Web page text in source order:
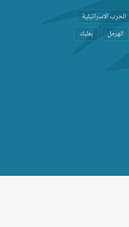
الحرب الاسرائيلية
الهرمل
بعلبك